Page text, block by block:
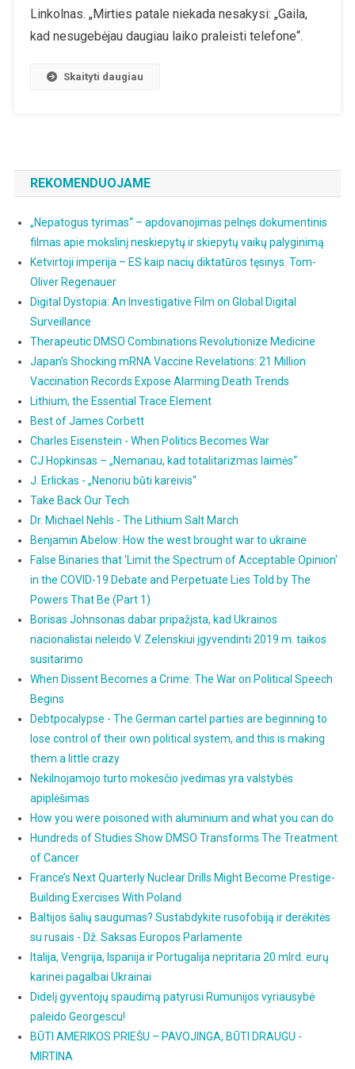
Linkolnas. „Mirties patale niekada nesakysi: „Gaila,
kad nesugebėjau daugiau laiko praleisti telefone“.
Skaityti daugiau
REKOMENDUOJAME
„Nepatogus tyrimas“ – apdovanojimas pelnęs dokumentinis
filmas apie mokslinį neskiepytų ir skiepytų vaikų palyginimą
Ketvirtoji imperija – ES kaip nacių diktatūros tęsinys. Tom-
Oliver Regenauer
Digital Dystopia: An Investigative Film on Global Digital
Surveillance
Therapeutic DMSO Combinations Revolutionize Medicine
Japan’s Shocking mRNA Vaccine Revelations: 21 Million
Vaccination Records Expose Alarming Death Trends
Lithium, the Essential Trace Element
Best of James Corbett
Charles Eisenstein - When Politics Becomes War
CJ Hopkinsas – „Nemanau, kad totalitarizmas laimės“
J. Erlickas - „Nenoriu būti kareivis“
Take Back Our Tech
Dr. Michael Nehls - The Lithium Salt March
Benjamin Abelow: How the west brought war to ukraine
False Binaries that 'Limit the Spectrum of Acceptable Opinion'
in the COVID-19 Debate and Perpetuate Lies Told by The
Powers That Be (Part 1)
Borisas Johnsonas dabar pripažįsta, kad Ukrainos
nacionalistai neleido V. Zelenskiui įgyvendinti 2019 m. taikos
susitarimo
When Dissent Becomes a Crime: The War on Political Speech
Begins
Debtpocalypse - The German cartel parties are beginning to
lose control of their own political system, and this is making
them a little crazy
Nekilnojamojo turto mokesčio įvedimas yra valstybės
apiplėšimas
How you were poisoned with aluminium and what you can do
Hundreds of Studies Show DMSO Transforms The Treatment
of Cancer
France’s Next Quarterly Nuclear Drills Might Become Prestige-
Building Exercises With Poland
Baltijos šalių saugumas? Sustabdykite rusofobiją ir derėkitės
su rusais - Dž. Saksas Europos Parlamente
Italija, Vengrija, Ispanija ir Portugalija nepritaria 20 mlrd. eurų
karinei pagalbai Ukrainai
Didelį gyventojų spaudimą patyrusi Rumunijos vyriausybė
paleido Georgescu!
BŪTI AMERIKOS PRIEŠU – PAVOJINGA, BŪTI DRAUGU -
MIRTINA